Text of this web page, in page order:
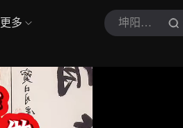
更多 坤阳古法健身